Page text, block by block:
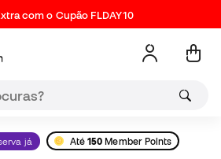
com o Cupão FLDAY10
já Até150 Member Points